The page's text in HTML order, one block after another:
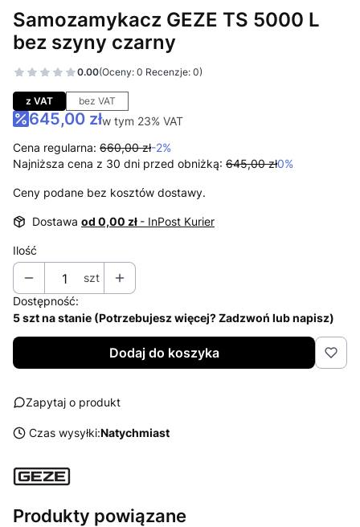
Samozamykacz GEZE TS 5000 L
bez szyny czarny
0.00(Oceny: 0 Recenzje: 0)
Przejdź do sekcji Opinie
z VAT bez VAT
645,00 złw tym 23% VAT
w tym 23% VAT
Cena regularna: 660,00 zł-2%
Najniższa cena z 30 dni przed obniżką: 645,00 zł0%
Ceny podane bez kosztów dostawy.
Dostawa od 0,00 zł - InPost Kurier
Ilość
szt
Dostępność:
5 szt na stanie (Potrzebujesz więcej? Zadzwoń lub napisz)
Dodaj do koszyka
Zapytaj o produkt
Czas wysyłki:Natychmiast
Produkty powiązane